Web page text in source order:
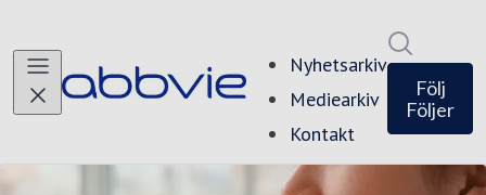
Nyhetsarkiv
Mediearkiv
Kontakt
Följ
Följer